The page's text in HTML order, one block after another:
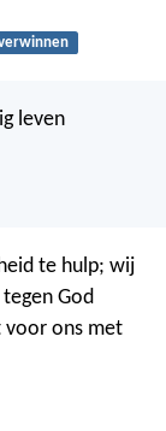
leven
te hulp; wij
God
voor ons met